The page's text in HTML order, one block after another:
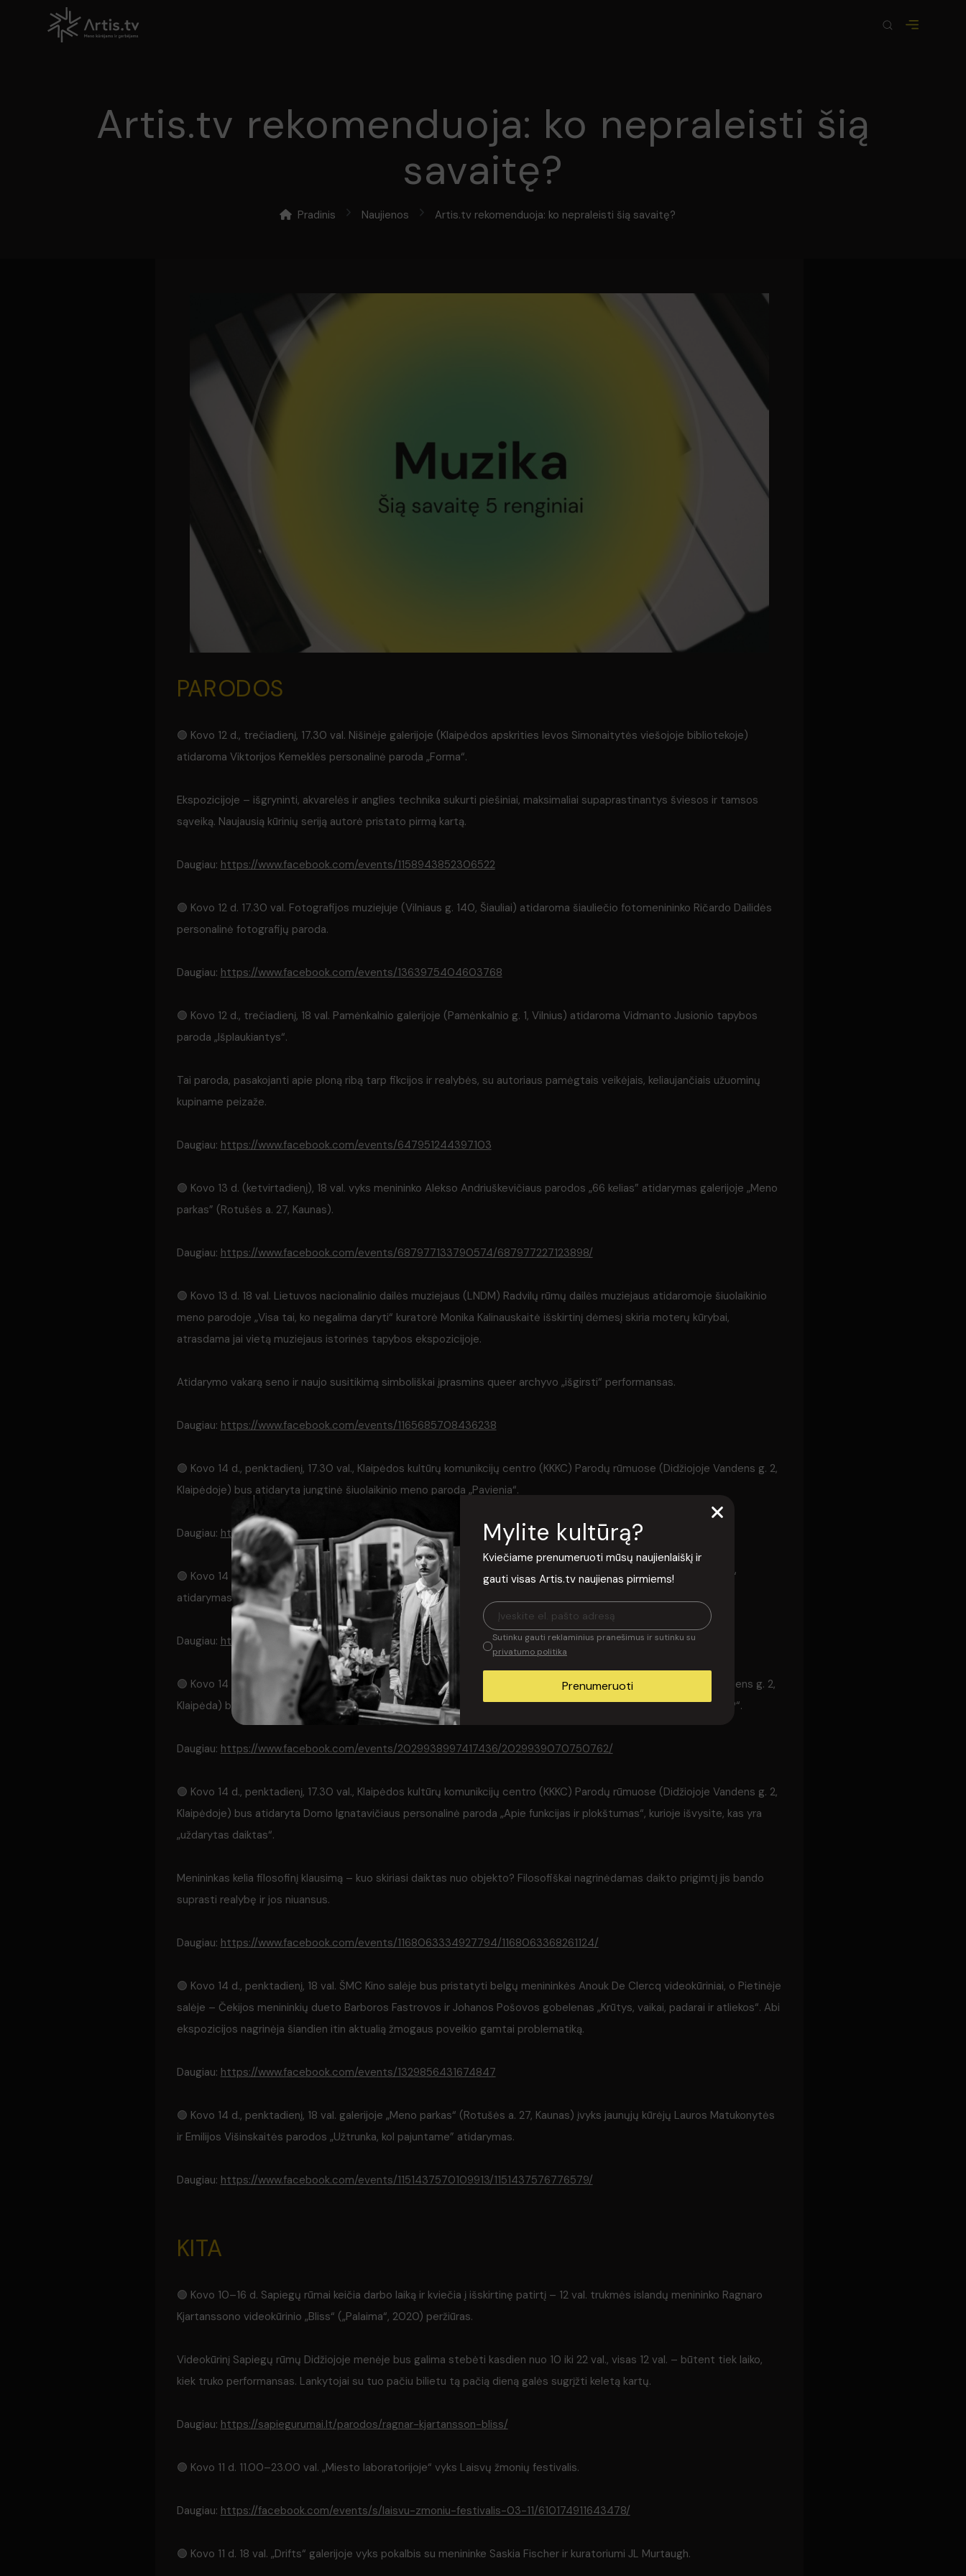
Artis.tv rekomenduoja: ko nepraleisti šią
savaitę?
Pradinis Naujienos Artis.tv rekomenduoja: ko nepraleisti šią savaitę?
PARODOS
🟢 Kovo 12 d., trečiadienį, 17.30 val. Nišinėje galerijoje (Klaipėdos apskrities Ievos Simonaitytės viešojoje bibliotekoje)
atidaroma Viktorijos Kemeklės personalinė paroda „Forma“.
Ekspozicijoje – išgryninti, akvarelės ir anglies technika sukurti piešiniai, maksimaliai supaprastinantys šviesos ir tamsos
sąveiką. Naujausią kūrinių seriją autorė pristato pirmą kartą.
Daugiau: https://www.facebook.com/events/1158943852306522
🟢 Kovo 12 d. 17.30 val. Fotografijos muziejuje (Vilniaus g. 140, Šiauliai) atidaroma šiauliečio fotomenininko Ričardo Dailidės
personalinė fotografijų paroda.
Daugiau: https://www.facebook.com/events/1363975404603768
🟢 Kovo 12 d., trečiadienį, 18 val. Pamėnkalnio galerijoje (Pamėnkalnio g. 1, Vilnius) atidaroma Vidmanto Jusionio tapybos
paroda „Išplaukiantys“.
Tai paroda, pasakojanti apie ploną ribą tarp fikcijos ir realybės, su autoriaus pamėgtais veikėjais, keliaujančiais užuominų
kupiname peizaže.
Daugiau: https://www.facebook.com/events/647951244397103
🟢 Kovo 13 d. (ketvirtadienį), 18 val. vyks menininko Alekso Andriuškevičiaus parodos „66 kelias” atidarymas galerijoje „Meno
parkas” (Rotušės a. 27, Kaunas).
Daugiau: https://www.facebook.com/events/687977133790574/687977227123898/
🟢 Kovo 13 d. 18 val. Lietuvos nacionalinio dailės muziejaus (LNDM) Radvilų rūmų dailės muziejaus atidaromoje šiuolaikinio
meno parodoje „Visa tai, ko negalima daryti“ kuratorė Monika Kalinauskaitė išskirtinį dėmesį skiria moterų kūrybai,
atrasdama jai vietą muziejaus istorinės tapybos ekspozicijoje.
Atidarymo vakarą seno ir naujo susitikimą simboliškai įprasmins queer archyvo „išgirsti“ performansas.
Daugiau: https://www.facebook.com/events/1165685708436238
🟢 Kovo 14 d., penktadienį, 17.30 val., Klaipėdos kultūrų komunikcijų centro (KKKC) Parodų rūmuose (Didžiojoje Vandens g. 2,
Klaipėdoje) bus atidaryta jungtinė šiuolaikinio meno paroda „Pavienia“.
Daugiau: https://www.facebook.com/events/973108471132832/973108514466161/
🟢 Kovo 14 d., penktadienį, 18.00 val. vyks menininkės Aušros Kaziliūnaitės personalinės parodos „šviesa, kuri auga“
atidarymas galerijoje „Meno parkas“ (Rotušės a. 27, Kaunas).
Daugiau: https://www.facebook.com/events/935008502083318/936011851982983/
🟢 Kovo 14 d., penktadienį, 17.30 val. Klaipėdos kultūrų komunikcijų centro (KKKC) Parodų rūmuose (Didžiojoje Vandens g. 2,
Klaipėda) bus atidaryta Eglės Marcinkevičiūtės personalinė šiuolaikinio meno paroda „Myli – nemyli? Žydi – nežydi?“.
Daugiau: https://www.facebook.com/events/2029938997417436/2029939070750762/
🟢 Kovo 14 d., penktadienį, 17.30 val., Klaipėdos kultūrų komunikcijų centro (KKKC) Parodų rūmuose (Didžiojoje Vandens g. 2,
Klaipėdoje) bus atidaryta Domo Ignatavičiaus personalinė paroda „Apie funkcijas ir plokštumas“, kurioje išvysite, kas yra
„uždarytas daiktas“.
Menininkas kelia filosofinį klausimą – kuo skiriasi daiktas nuo objekto? Filosofiškai nagrinėdamas daikto prigimtį jis bando
suprasti realybę ir jos niuansus.
Daugiau: https://www.facebook.com/events/1168063334927794/1168063368261124/
🟢 Kovo 14 d., penktadienį, 18 val. ŠMC Kino salėje bus pristatyti belgų menininkės Anouk De Clercq videokūriniai, o Pietinėje
salėje – Čekijos menininkių dueto Barboros Fastrovos ir Johanos Pošovos gobelenas „Krūtys, vaikai, padarai ir atliekos“. Abi
ekspozicijos nagrinėja šiandien itin aktualią žmogaus poveikio gamtai problematiką.
Daugiau: https://www.facebook.com/events/1329856431674847
🟢 Kovo 14 d., penktadienį, 18 val. galerijoje „Meno parkas“ (Rotušės a. 27, Kaunas) įvyks jaunųjų kūrėjų Lauros Matukonytės
ir Emilijos Višinskaitės parodos „Užtrunka, kol pajuntame” atidarymas.
Daugiau: https://www.facebook.com/events/1151437570109913/1151437576776579/
KITA
🟢 Kovo 10–16 d. Sapiegų rūmai keičia darbo laiką ir kviečia į išskirtinę patirtį – 12 val. trukmės islandų menininko Ragnaro
Kjartanssono videokūrinio „Bliss“ („Palaima“, 2020) peržiūras.
Videokūrinį Sapiegų rūmų Didžiojoje menėje bus galima stebėti kasdien nuo 10 iki 22 val., visas 12 val. – būtent tiek laiko,
kiek truko performansas. Lankytojai su tuo pačiu bilietu tą pačią dieną galės sugrįžti keletą kartų.
Daugiau: https://sapiegurumai.lt/parodos/ragnar-kjartansson-bliss/
🟢 Kovo 11 d. 11.00–23.00 val. „Miesto laboratorijoje“ vyks Laisvų žmonių festivalis.
Daugiau: https://facebook.com/events/s/laisvu-zmoniu-festivalis-03-11/610174911643478/
🟢 Kovo 11 d. 18 val. „Drifts“ galerijoje vyks pokalbis su menininke Saskia Fischer ir kuratoriumi JL Murtaugh.
Mylite kultūrą?
Kviečiame prenumeruoti mūsų naujienlaiškį ir
gauti visas Artis.tv naujienas pirmiems!
Sutinku gauti reklaminius pranešimus ir sutinku su
privatumo politika
Prenumeruoti